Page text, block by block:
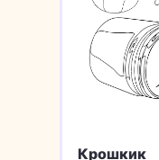
Крошкик